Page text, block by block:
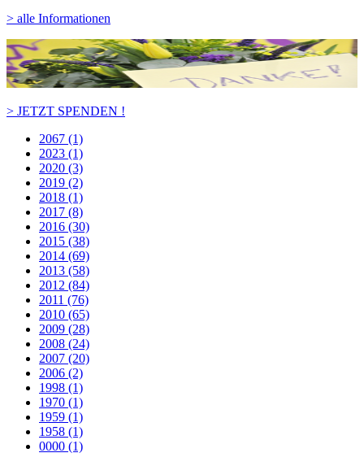
> alle Informationen
> JETZT SPENDEN !
2067 (1)
2023 (1)
2020 (3)
2019 (2)
2018 (1)
2017 (8)
2016 (30)
2015 (38)
2014 (69)
2013 (58)
2012 (84)
2011 (76)
2010 (65)
2009 (28)
2008 (24)
2007 (20)
2006 (2)
1998 (1)
1970 (1)
1959 (1)
1958 (1)
0000 (1)